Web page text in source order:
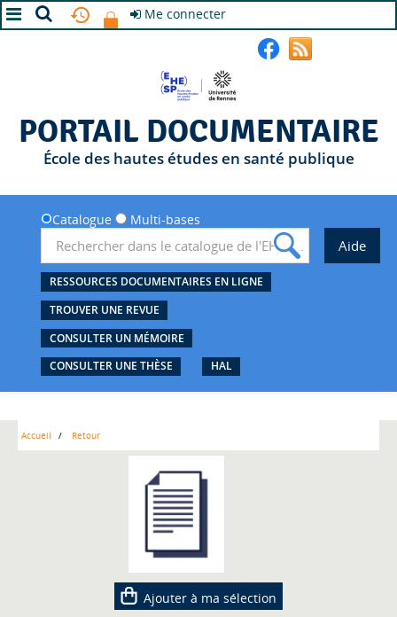
Me connecter
PORTAIL DOCUMENTAIRE
École des hautes études en santé publique
Catalogue Multi-bases
RESSOURCES DOCUMENTAIRES EN LIGNE
TROUVER UNE REVUE
CONSULTER UN MÉMOIRE
CONSULTER UNE THÈSE
HAL
Accueil Retour
Ajouter à ma sélection